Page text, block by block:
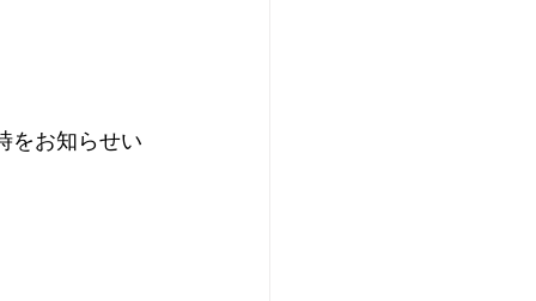
をお知らせい